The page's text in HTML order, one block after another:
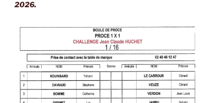
2026.